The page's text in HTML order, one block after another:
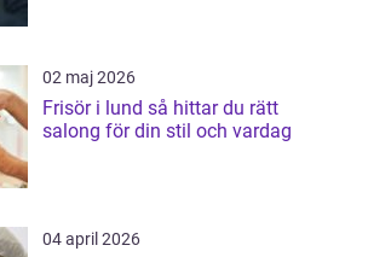
02 maj 2026
Frisör i lund så hittar du rätt
salong för din stil och vardag
04 april 2026